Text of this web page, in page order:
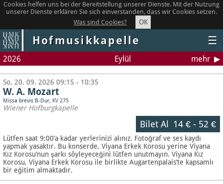
Cookies helfen uns bei der Bereitstellung unserer Dienste. Mit der Nutzung
unserer Dienste erklären Sie sich einverstanden, dass wir Cookies setzen.
Was sind Cookies?
OK
Hofmusikkapelle ☰
2026 Eylül mehr
So, 20. 09. 2026 09:15 - 10:35
W. A. Mozart
Missa brevis B-Dur, KV 275
Wiener Hofburgkapelle
Bilet Al 14 €- 52 €
Lütfen saat 9:00’a kadar yerlerinizi alınız. Fotoğraf ve ses kaydı
yapmak yasaktır. Bu konserde, Viyana Erkek Korosu yerine Viyana
Kız Korosu’nun şarkı söyleyeceğini lütfen unutmayın. Viyana Kız
Korosu, Viyana Erkek Korosu ile birlikte Augartenpalais’te kapsamlı
bir eğitim almaktadır.